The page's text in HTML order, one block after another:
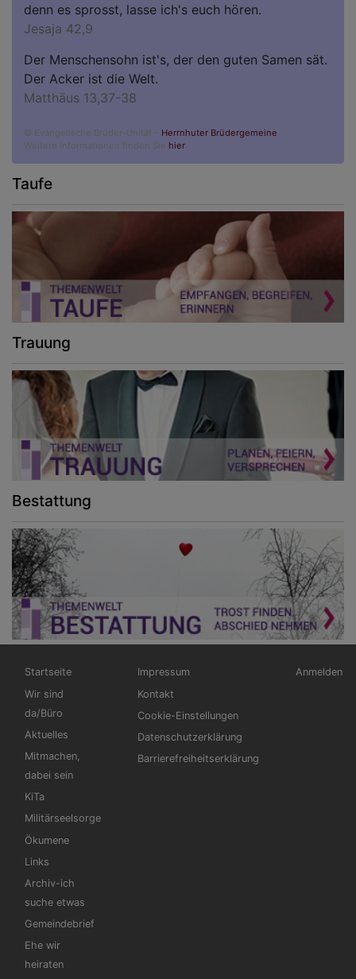
denn es sprosst, lasse ich's euch hören.
Jesaja 42,9
Der Menschensohn ist's, der den guten Samen sät.
Der Acker ist die Welt.
Matthäus 13,37-38
© Evangelische Brüder-Unität – Herrnhuter Brüdergemeine
Weitere Informationen finden Sie hier .
Taufe
Trauung
Bestattung
Hauptnavigation
Startseite
Wir sind
da/Büro
Aktuelles
Mitmachen,
dabei sein
KiTa
Militärseelsorge
Ökumene
Links
Archiv-ich
suche etwas
Gemeindebrief
Ehe wir
heiraten
Fußbereichsmenü
Impressum
Kontakt
Cookie-Einstellungen
Datenschutzerklärung
Barrierefreiheitserklärung
Anmelden